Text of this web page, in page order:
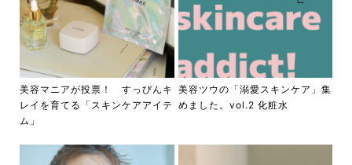
美容マニアが投票！ すっぴんキ
レイを育てる「スキンケアアイテ
ム」
美容ツウの「溺愛スキンケア」集
めました。vol.2 化粧水